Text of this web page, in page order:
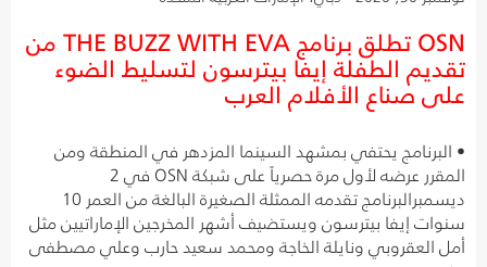
OSN تطلق برنامج THE BUZZ WITH EVA من
تقديم الطفلة إيفا بيترسون لتسليط الضوء
على صناع الأفلام العرب
• البرنامج يحتفي بمشهد السينما المزدهر في المنطقة ومن
المقرر عرضه لأول مرة حصرياً على شبكة OSN في 2
ديسمبرالبرنامج تقدمه الممثلة الصغيرة البالغة من العمر 10
سنوات إيفا بيترسون ويستضيف أشهر المخرجين الإماراتيين مثل
أمل العقروبي ونايلة الخاجة ومحمد سعيد حارب وعلي مصطفى